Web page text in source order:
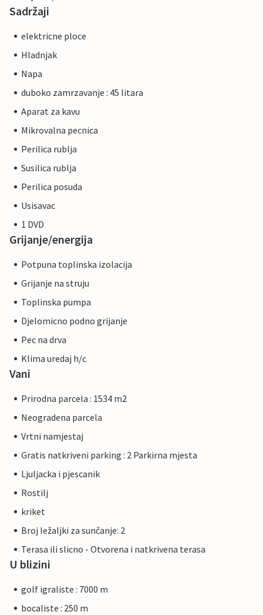
Sadržaji
elektricne ploce
Hladnjak
Napa
duboko zamrzavanje : 45 litara
Aparat za kavu
Mikrovalna pecnica
Perilica rublja
Susilica rublja
Perilica posuda
Usisavac
1 DVD
Grijanje/energija
Potpuna toplinska izolacija
Grijanje na struju
Toplinska pumpa
Djelomicno podno grijanje
Pec na drva
Klima uredaj h/c
Vani
Prirodna parcela : 1534 m2
Neogradena parcela
Vrtni namjestaj
Gratis natkriveni parking : 2 Parkirna mjesta
Ljuljacka i pjescanik
Rostilj
kriket
Broj ležaljki za sunčanje: 2
Terasa ili slicno - Otvorena i natkrivena terasa
U blizini
golf igraliste : 7000 m
bocaliste : 250 m